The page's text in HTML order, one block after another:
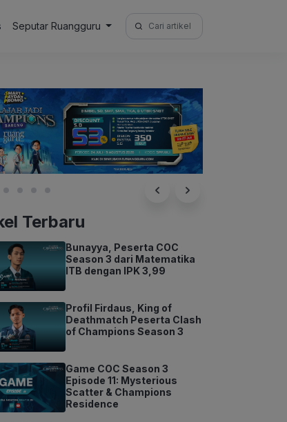
Seputar Ruangguru
Search
for:
Terbaru
Bunayya, Peserta COC
Season 3 dari Matematika
ITB dengan IPK 3,99
Profil Firdaus, King of
Deathmatch Peserta Clash
of Champions Season 3
Game COC Season 3
Episode 11: Mysterious
Scatter & Champions
Residence